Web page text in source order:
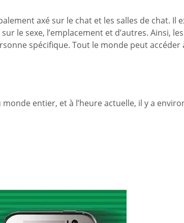
axé sur le chat et les salles de chat. Il
le sexe, l’emplacement et d’autres. Ainsi,
spécifique. Tout le monde peut accéder
entier, et à l’heure actuelle, il y a